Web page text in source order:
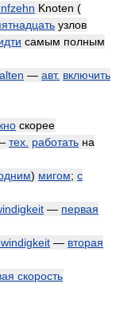
Knoten (
узлов
самым полным
— авт. включить
скорее
тех. работать на
) мигом; с
— первая
— вторая
скорость